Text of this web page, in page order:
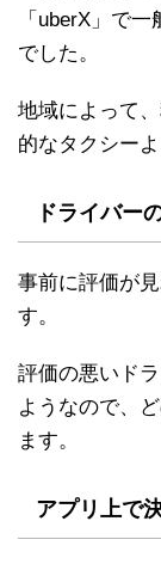
「uberX」で
でした。
地域によって
的なタクシー
ドライバー
事前に評価が
す。
評価の悪いド
ようなので、
ます。
アプリ上で